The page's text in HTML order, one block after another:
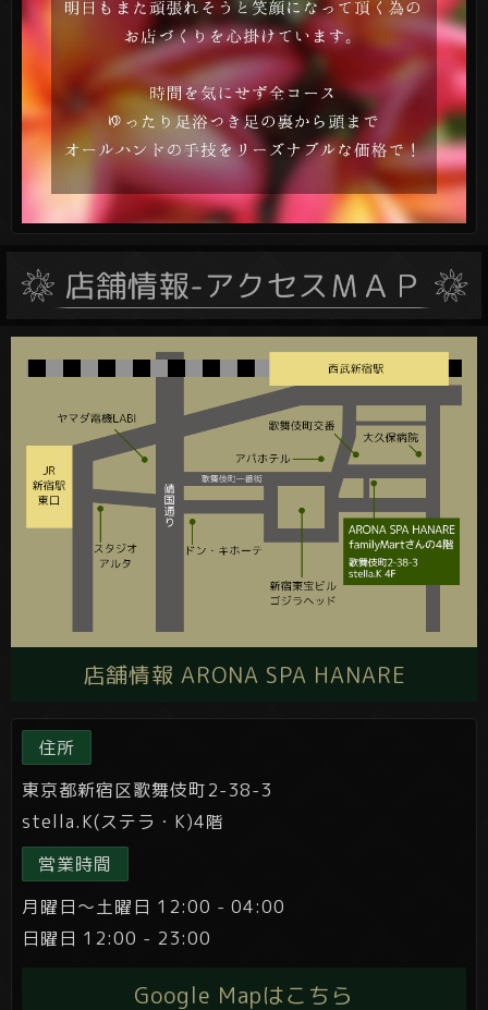
店舗情報 ARONA SPA HANARE
住所
東京都新宿区歌舞伎町2-38-3
stella.K(ステラ・K)4階
営業時間
月曜日～土曜日 12:00 - 04:00
日曜日 12:00 - 23:00
Google Mapはこちら